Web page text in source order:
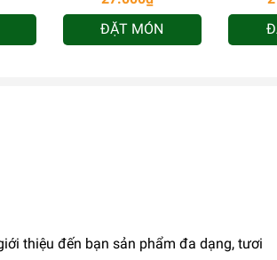
ĐẶT MÓN
thiệu đến bạn sản phẩm đa dạng, tươi